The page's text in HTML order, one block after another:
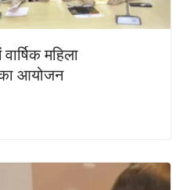
महिला
का आयोजन